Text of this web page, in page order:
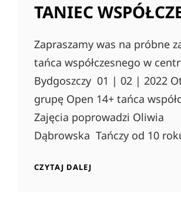
TANIEC
Zapraszamy was na próbne
tańca współczesnego w
Bydgoszczy 01 | 02 | 2022
grupę Open 14+ tańca
Zajęcia poprowadzi Oliwia
Dąbrowska Tańczy od 10
CZYTAJ DALEJ